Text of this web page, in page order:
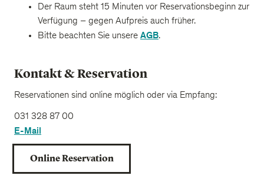
Der Raum steht 15 Minuten vor Reservationsbeginn zur
Verfügung – gegen Aufpreis auch früher.
Bitte beachten Sie unsere AGB.
Kontakt & Reservation
Reservationen sind online möglich oder via Empfang:
031 328 87 00
E-Mail
Online Reservation